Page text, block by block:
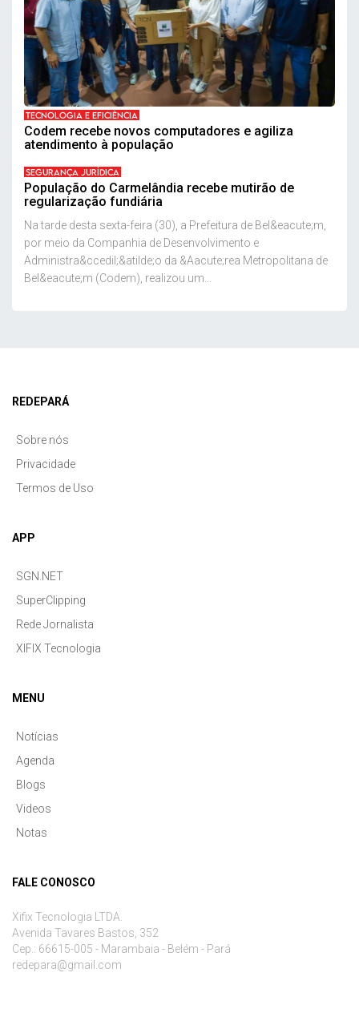
TECNOLOGIA E EFICIÊNCIA
Codem recebe novos computadores e agiliza
atendimento à população
SEGURANÇA JURÍDICA
População do Carmelândia recebe mutirão de
regularização fundiária
Na tarde desta sexta-feira (30), a Prefeitura de Bel&eacute;m,
por meio da Companhia de Desenvolvimento e
Administra&ccedil;&atilde;o da &Aacute;rea Metropolitana de
Bel&eacute;m (Codem), realizou um...
REDEPARÁ
Sobre nós
Privacidade
Termos de Uso
APP
SGN.NET
SuperClipping
Rede Jornalista
XIFIX Tecnologia
MENU
Notícias
Agenda
Blogs
Videos
Notas
FALE CONOSCO
Xifix Tecnologia LTDA.
Avenida Tavares Bastos, 352
Cep.: 66615-005 - Marambaia - Belém - Pará
redepara@gmail.com